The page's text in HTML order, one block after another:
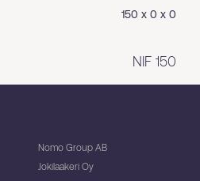
150 x 0 x 0
NIF 150
Nomo Group AB
Jokilaakeri Oy